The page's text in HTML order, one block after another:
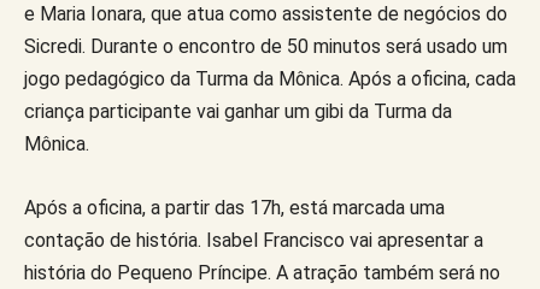
e Maria Ionara, que atua como assistente de negócios do
Sicredi. Durante o encontro de 50 minutos será usado um
jogo pedagógico da Turma da Mônica. Após a oficina, cada
criança participante vai ganhar um gibi da Turma da
Mônica.
Após a oficina, a partir das 17h, está marcada uma
contação de história. Isabel Francisco vai apresentar a
história do Pequeno Príncipe. A atração também será no